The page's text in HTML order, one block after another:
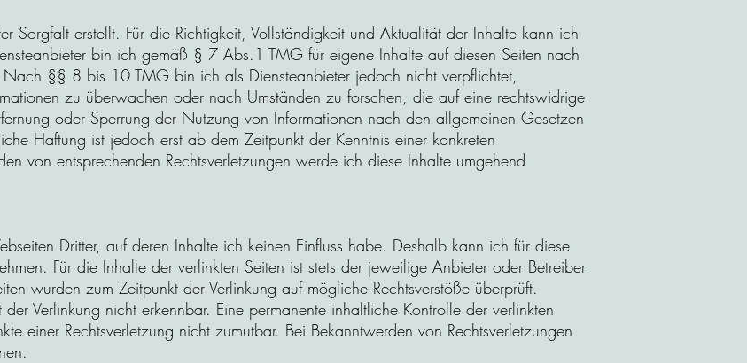
Sorgfalt erstellt. Für die Richtigkeit, Vollständigkeit und Aktualität der Inhalte kann ich
bin ich gemäß § 7 Abs.1 TMG für eigene Inhalte auf diesen Seiten nach
§§ 8 bis 10 TMG bin ich als Diensteanbieter jedoch nicht verpflichtet,
zu überwachen oder nach Umständen zu forschen, die auf eine rechtswidrige
oder Sperrung der Nutzung von Informationen nach den allgemeinen Gesetzen
Haftung ist jedoch erst ab dem Zeitpunkt der Kenntnis einer konkreten
von entsprechenden Rechtsverletzungen werde ich diese Inhalte umgehend
Dritter, auf deren Inhalte ich keinen Einfluss habe. Deshalb kann ich für diese
Für die Inhalte der verlinkten Seiten ist stets der jeweilige Anbieter oder Betreiber
wurden zum Zeitpunkt der Verlinkung auf mögliche Rechtsverstöße überprüft.
Verlinkung nicht erkennbar. Eine permanente inhaltliche Kontrolle der verlinkten
einer Rechtsverletzung nicht zumutbar. Bei Bekanntwerden von Rechtsverletzungen